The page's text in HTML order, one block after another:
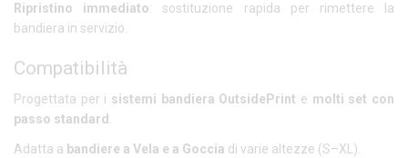
Ripristino immediato: sostituzione rapida per rimettere la
bandiera in servizio.
Compatibilità
Progettata per i sistemi bandiera OutsidePrint e molti set con
passo standard .
Adatta a bandiere a Vela e a Goccia di varie altezze (S–XL).